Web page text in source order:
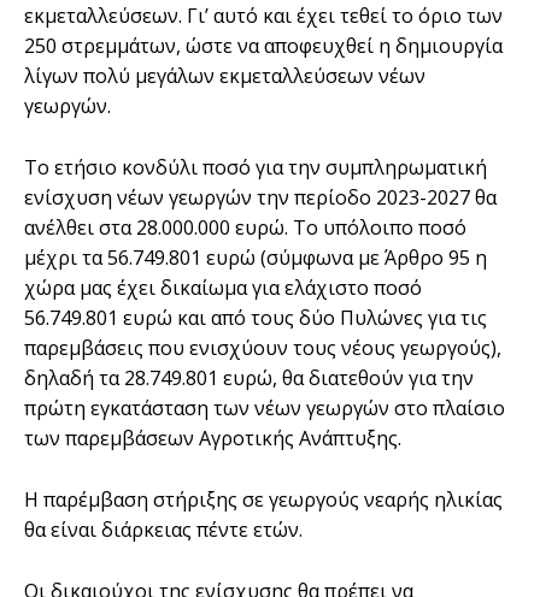
εκμεταλλεύσεων. Γι’ αυτό και έχει τεθεί το όριο των
250 στρεμμάτων, ώστε να αποφευχθεί η δημιουργία
λίγων πολύ μεγάλων εκμεταλλεύσεων νέων
γεωργών.
Το ετήσιο κονδύλι ποσό για την συμπληρωματική
ενίσχυση νέων γεωργών την περίοδο 2023-2027 θα
ανέλθει στα 28.000.000 ευρώ. Το υπόλοιπο ποσό
μέχρι τα 56.749.801 ευρώ (σύμφωνα με Άρθρο 95 η
χώρα μας έχει δικαίωμα για ελάχιστο ποσό
56.749.801 ευρώ και από τους δύο Πυλώνες για τις
παρεμβάσεις που ενισχύουν τους νέους γεωργούς),
δηλαδή τα 28.749.801 ευρώ, θα διατεθούν για την
πρώτη εγκατάσταση των νέων γεωργών στο πλαίσιο
των παρεμβάσεων Αγροτικής Ανάπτυξης.
Η παρέμβαση στήριξης σε γεωργούς νεαρής ηλικίας
θα είναι διάρκειας πέντε ετών.
Οι δικαιούχοι της ενίσχυσης θα πρέπει να